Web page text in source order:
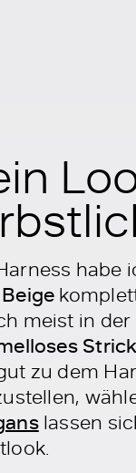
habe
meist in
zu dem
lassen